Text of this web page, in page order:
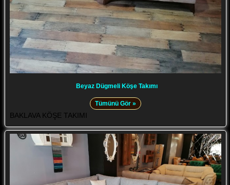
Beyaz Dügmeli Köşe Takımı
Tümünü Gör »
BAKLAVA KÖŞE TAKIMI